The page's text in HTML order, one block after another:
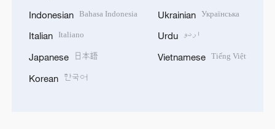
Indonesian Bahasa Indonesia
Italian Italiano
Japanese 日本語
Korean 한국어
Ukrainian Українська
Urdu اردو
Vietnamese Tiếng Việt